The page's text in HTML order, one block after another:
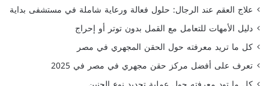
علاج العقم عند الرجال: حلول فعالة ورعاية شاملة في مستشفى بداية
دليل الأمهات للتعامل مع القمل بدون توتر أو إحراج
كل ما تريد معرفته حول الحقن المجهري في مصر
تعرف على أفضل مركز حقن مجهري في مصر في 2025